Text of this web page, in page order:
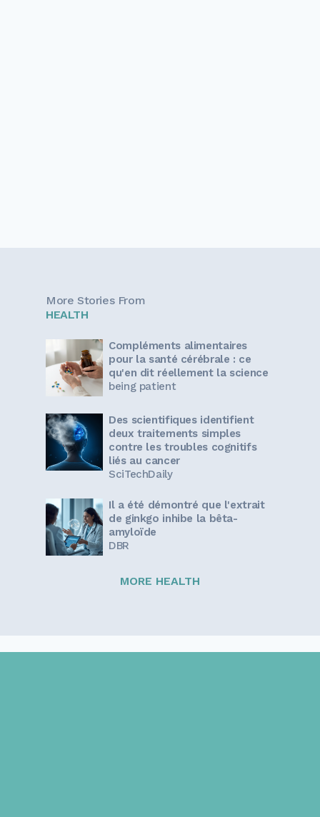
More Stories From
HEALTH
Compléments alimentaires
pour la santé cérébrale : ce
qu'en dit réellement la science
being patient
Des scientifiques identifient
deux traitements simples
contre les troubles cognitifs
liés au cancer
SciTechDaily
Il a été démontré que l'extrait
de ginkgo inhibe la bêta-
amyloïde
DBR
MORE HEALTH